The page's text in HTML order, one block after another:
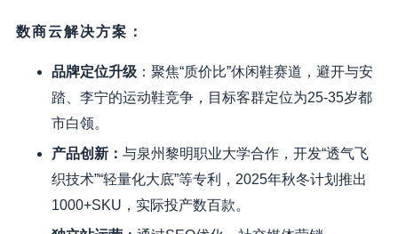
数商云解决方案 ：
品牌定位升级：聚焦“质价比”休闲鞋赛道，避开与安
踏、李宁的运动鞋竞争，目标客群定位为25-35岁都
市白领。
产品创新： 与泉州黎明职业大学合作，开发“透气飞
织技术”“轻量化大底”等专利，2025年秋冬计划推出
1000+SKU，实际投产数百款。